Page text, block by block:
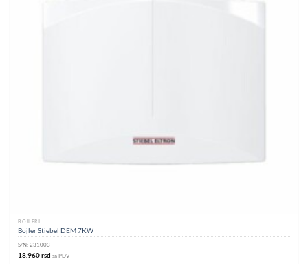
BOJLERI
Bojler Stiebel DEM 7KW
S/N:231003
18.960rsd sa PDV